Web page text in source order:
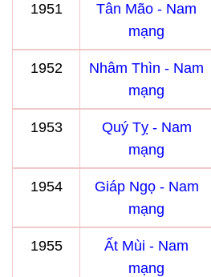
1951
Tân Mão - Nam
mạng
1952
Nhâm Thìn - Nam
mạng
1953
Quý Tỵ - Nam
mạng
1954
Giáp Ngọ - Nam
mạng
1955
Ất Mùi - Nam
mạng